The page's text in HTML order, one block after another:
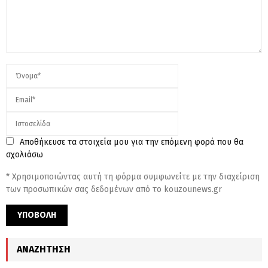
Αποθήκευσε τα στοιχεία μου για την επόμενη φορά που θα
σχολιάσω
* Χρησιμοποιώντας αυτή τη φόρμα συμφωνείτε με την διαχείριση
των προσωπικών σας δεδομένων από το kouzounews.gr
ΑΝΑΖΉΤΗΣΗ